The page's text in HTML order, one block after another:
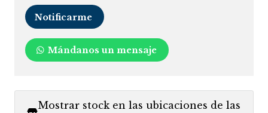
Notificarme
Mándanos un mensaje
Mostrar stock en las ubicaciones de las